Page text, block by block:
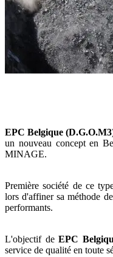
EPC Belgique
un nouveau concept en
MINAGE.
Première société de ce
lors d'affiner sa méthode
performants.
L'objectif deEPC
service de qualité en toute